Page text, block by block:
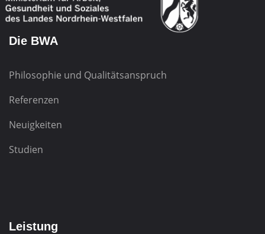
Die BWA
Philosophie und Qualitätsanspruch
Referenzen
Neuigkeiten
Studien
Leistung